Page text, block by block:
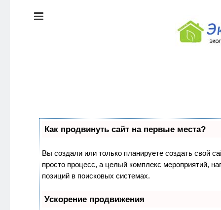
ЭКОЛОГИЯ
СТИЛЬ
ЖИЗНИ
ЭКОЛОГИЯ
Как продвинуть сайт на первые места?
Вы создали или только планируете создать свой
просто процесс, а целый комплекс мероприятий,
позиций в поисковых системах.
Ускорение продвижения